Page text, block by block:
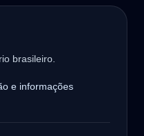
brasileiro.
e informações